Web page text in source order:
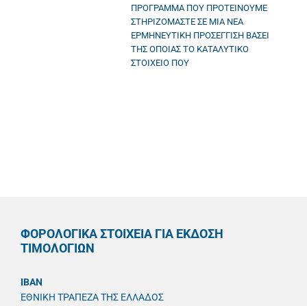
ΠΡΟΓΡΑΜΜΑ ΠΟΥ ΠΡΟΤΕΙΝΟΥΜΕ
ΣΤΗΡΙΖΟΜΑΣΤΕ ΣΕ ΜΙΑ ΝΕΑ
ΕΡΜΗΝΕΥΤΙΚΗ ΠΡΟΣΕΓΓΙΣΗ ΒΑΣΕΙ
ΤΗΣ ΟΠΟΙΑΣ ΤΟ ΚΑΤΑΛΥΤΙΚΟ
ΣΤΟΙΧΕΙΟ ΠΟΥ
ΦΟΡΟΛΟΓΙΚΑ ΣΤΟΙΧΕΙΑ ΓΙΑ ΕΚΔΟΣΗ
ΤΙΜΟΛΟΓΙΩΝ
IBAN
ΕΘΝΙΚΗ ΤΡΑΠΕΖΑ ΤΗΣ ΕΛΛΑΔΟΣ